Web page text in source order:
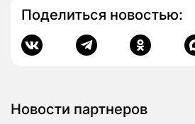
Поделиться новостью:
Новости партнеров